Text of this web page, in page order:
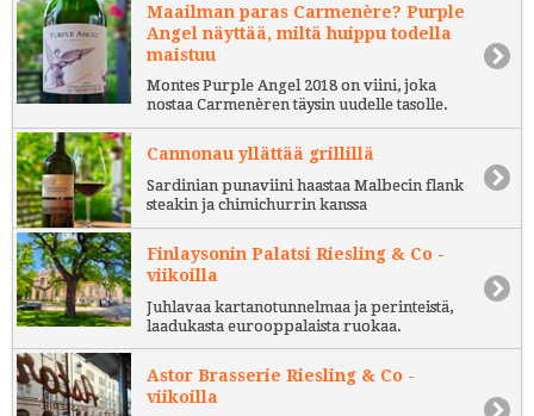
Maailman paras Carmenère? Purple
Angel näyttää, miltä huippu todella
maistuu
Montes Purple Angel 2018 on viini, joka
nostaa Carmenèren täysin uudelle tasolle.
Cannonau yllättää grillillä
Sardinian punaviini haastaa Malbecin flank
steakin ja chimichurrin kanssa
Finlaysonin Palatsi Riesling & Co -
viikoilla
Juhlavaa kartanotunnelmaa ja perinteistä,
laadukasta eurooppalaista ruokaa.
Astor Brasserie Riesling & Co -
viikoilla